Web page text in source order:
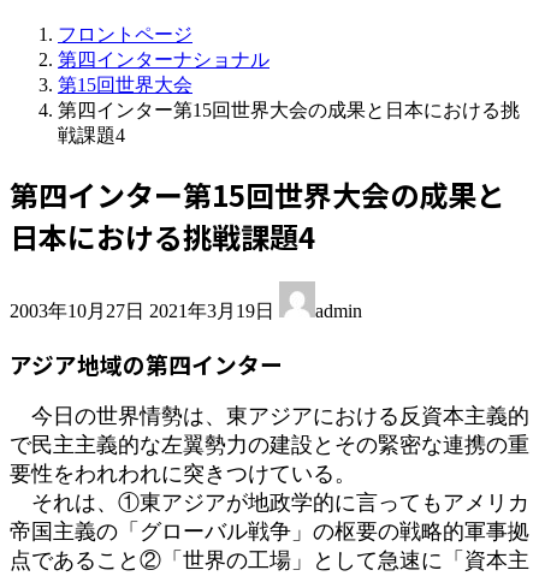
フロントページ
第四インターナショナル
第15回世界大会
第四インター第15回世界大会の成果と日本における挑
戦課題4
第四インター第15回世界大会の成果と
日本における挑戦課題4
2003年10月27日 終
新
時
:
2021年3月19日 admin
アジア地域の第四インター
今日の世界情勢は、東アジアにおける反資本主義的
で民主主義的な左翼勢力の建設とその緊密な連携の重
要性をわれわれに突きつけている。
それは、①東アジアが地政学的に言ってもアメリカ
帝国主義の「グローバル戦争」の枢要の戦略的軍事拠
点であること②「世界の工場」として急速に「資本主